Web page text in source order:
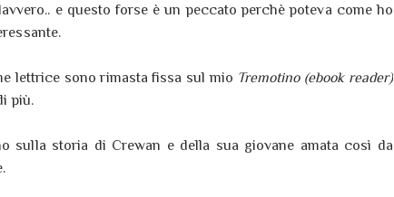
e questo forse è un peccato perchè poteva come ho
lettrice sono rimasta fissa sul mio Tremotino (ebook reader)
più.
sulla storia di Crewan e della sua giovane amata così da